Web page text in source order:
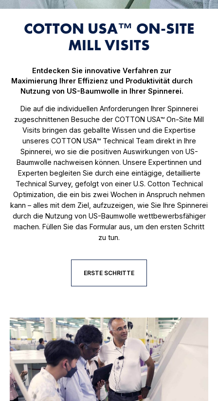
COTTON USA™ ON-SITE
MILL VISITS
Entdecken Sie innovative Verfahren zur
Maximierung Ihrer Effizienz und Produktivität durch
Nutzung von US-Baumwolle in Ihrer Spinnerei.
Die auf die individuellen Anforderungen Ihrer Spinnerei
zugeschnittenen Besuche der COTTON USA™ On-Site Mill
Visits bringen das geballte Wissen und die Expertise
unseres COTTON USA™ Technical Team direkt in Ihre
Spinnerei, wo sie die positiven Auswirkungen von US-
Baumwolle nachweisen können. Unsere Expertinnen und
Experten begleiten Sie durch eine eintägige, detaillierte
Technical Survey, gefolgt von einer U.S. Cotton Technical
Optimization, die ein bis zwei Wochen in Anspruch nehmen
kann – alles mit dem Ziel, aufzuzeigen, wie Sie Ihre Spinnerei
durch die Nutzung von US-Baumwolle wettbewerbsfähiger
machen. Füllen Sie das Formular aus, um den ersten Schritt
zu tun.
ERSTE SCHRITTE